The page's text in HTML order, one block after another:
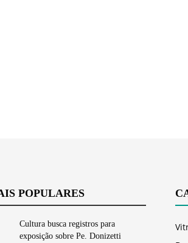
POPULARES
Cultura busca registros para
exposição sobre Pe. Donizetti